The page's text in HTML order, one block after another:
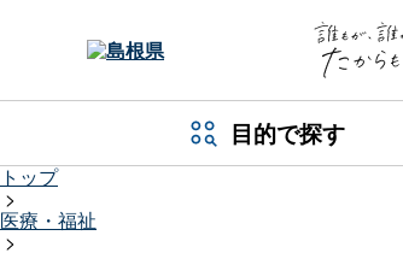
目的で探す
トップ
>
医療・福祉
>